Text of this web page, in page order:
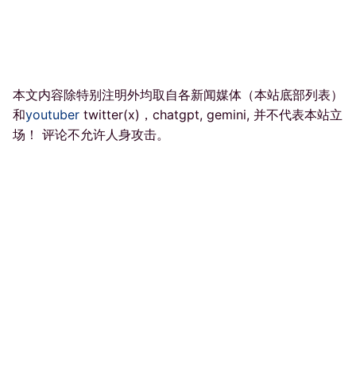
本文内容除特别注明外均取自各新闻媒体（本站底部列表）
和youtuber twitter(x)，chatgpt, gemini, 并不代表本站立
场！ 评论不允许人身攻击。